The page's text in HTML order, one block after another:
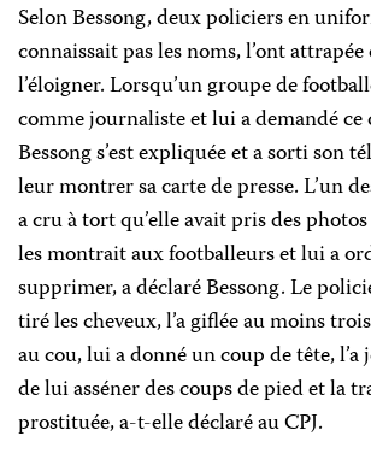
Selon Bessong, deux policiers en
connaissait pas les noms, l’ont attrapée
l’éloigner. Lorsqu’un groupe de
comme journaliste et lui a demandé ce
Bessong s’est expliquée et a sorti son
leur montrer sa carte de presse. L’un
a cru à tort qu’elle avait pris des
les montrait aux footballeurs et lui a
supprimer, a déclaré Bessong. Le
tiré les cheveux, l’a giflée au moins
au cou, lui a donné un coup de tête, l’a
de lui asséner des coups de pied et la
prostituée, a-t-elle déclaré au CPJ.